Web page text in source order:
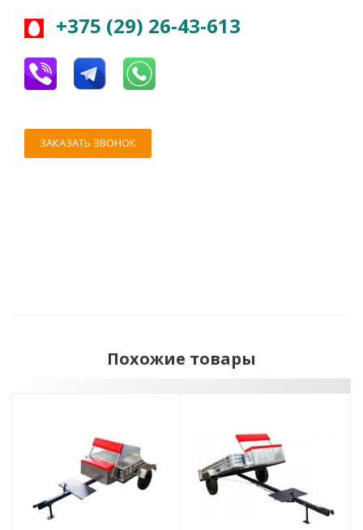
+375 (29) 26-43-613
ЗАКАЗАТЬ ЗВОНОК
Похожие товары